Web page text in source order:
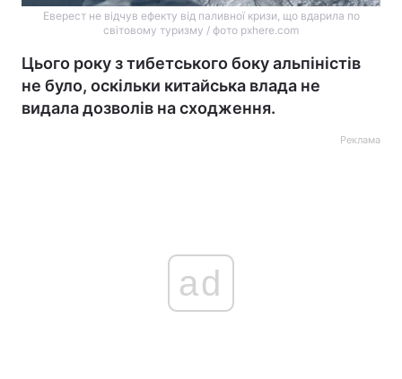
Еверест не відчув ефекту від паливної кризи, що вдарила по
світовому туризму / фото pxhere.com
Цього року з тибетського боку альпіністів
не було, оскільки китайська влада не
видала дозволів на сходження.
Реклама
ad